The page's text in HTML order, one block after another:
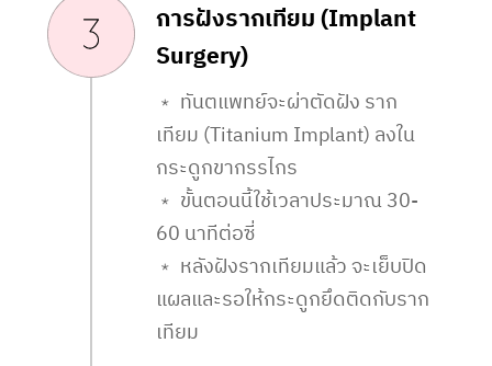
การฝังรากเทียม (Implant
Surgery)
﹡ ทันตแพทย์จะผ่าตัดฝัง ราก
เทียม (Titanium Implant) ลงใน
กระดูกขากรรไกร
﹡ ขั้นตอนนี้ใช้เวลาประมาณ 30-
60 นาทีต่อซี่
﹡ หลังฝังรากเทียมแล้ว จะเย็บปิด
แผลและรอให้กระดูกยึดติดกับราก
เทียม